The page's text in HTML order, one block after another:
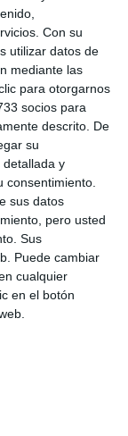
Con su
utilizar datos de
mediante las
para otorgarnos
socios para
descrito. De
su
y
sus datos
pero usted
Sus
Puede cambiar
cualquier
en el botón